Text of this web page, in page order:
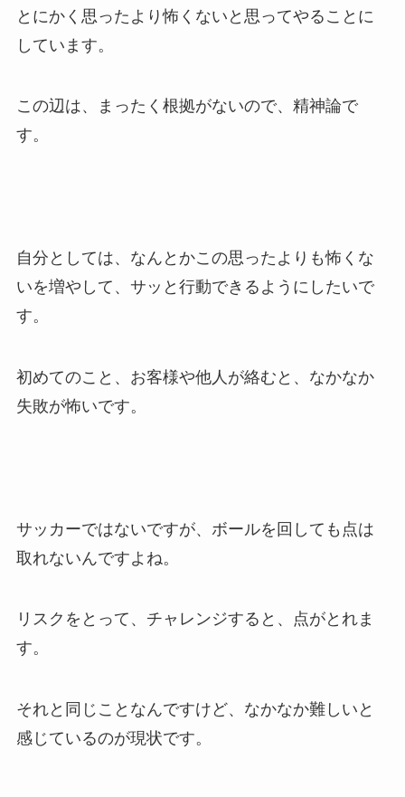
とにかく思ったより怖くないと思ってやることに
しています。
この辺は、まったく根拠がないので、精神論で
す。
自分としては、なんとかこの思ったよりも怖くな
いを増やして、サッと行動できるようにしたいで
す。
初めてのこと、お客様や他人が絡むと、なかなか
失敗が怖いです。
サッカーではないですが、ボールを回しても点は
取れないんですよね。
リスクをとって、チャレンジすると、点がとれま
す。
それと同じことなんですけど、なかなか難しいと
感じているのが現状です。